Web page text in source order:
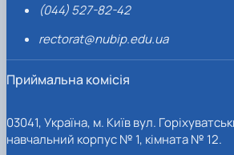
(044) 527-82-42
rectorat@nubip.edu.ua
Приймальна комісія
03041, Україна, м. Київ вул.
навчальний корпус № 1, кімната № 12.